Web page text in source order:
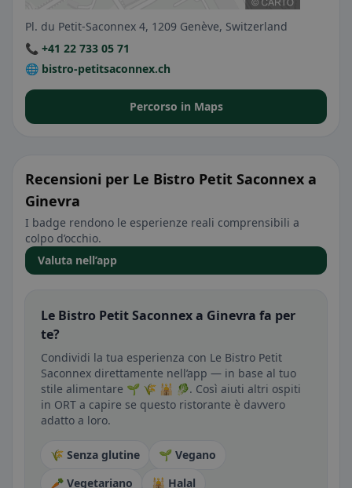
Pl. du Petit-Saconnex 4, 1209 Genève, Switzerland
📞 +41 22 733 05 71
🌐 bistro-petitsaconnex.ch
Percorso in Maps
Recensioni per Le Bistro Petit Saconnex a
Ginevra
I badge rendono le esperienze reali comprensibili a
colpo d’occhio.
Valuta nell’app
Le Bistro Petit Saconnex a Ginevra fa per
te?
Condividi la tua esperienza con Le Bistro Petit
Saconnex direttamente nell’app — in base al tuo
stile alimentare 🌱 🌾 🕌 🥬. Così aiuti altri ospiti
in ORT a capire se questo ristorante è davvero
adatto a loro.
🌾 Senza glutine
🌱 Vegano
🥕 Vegetariano
🕌 Halal